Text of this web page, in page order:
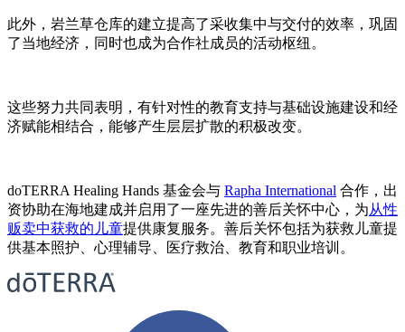
此外，岩兰草仓库的建立提高了采收集中与交付的效率，巩固
了当地经济，同时也成为合作社成员的活动枢纽。
这些努力共同表明，有针对性的教育支持与基础设施建设和经
济赋能相结合，能够产生层层扩散的积极改变。
doTERRA Healing Hands 基金会与 Rapha International 合作，出
资协助在海地建成并启用了一座先进的善后关怀中心，为从性
贩卖中获救的儿童提供康复服务。善后关怀包括为获救儿童提
供基本照护、心理辅导、医疗救治、教育和职业培训。